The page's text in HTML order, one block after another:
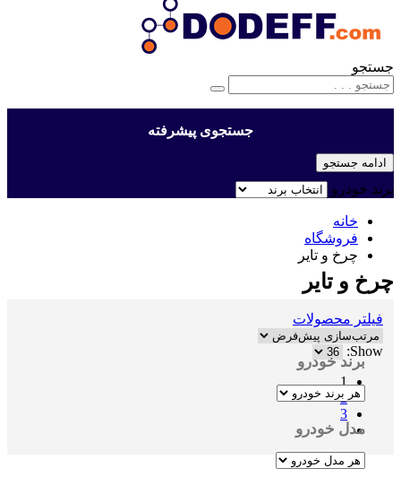
جستجو
جستجوی پیشرفته
ادامه جستجو
برند خودرو
خانه
فروشگاه
چرخ و تایر
چرخ و تایر
برند خودرو
مدل خودرو
فیلتر محصولات
Show:
1
2
3